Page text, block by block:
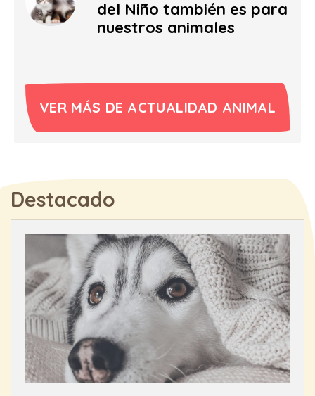
del Niño también es para
nuestros animales
VER MÁS DE ACTUALIDAD ANIMAL
Destacado